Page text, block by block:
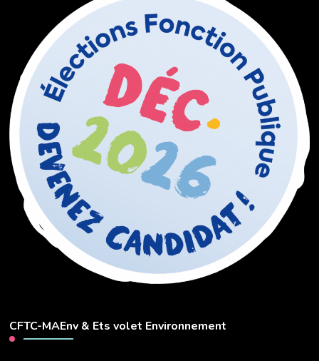
CFTC-MAEnv & Ets volet Environnement